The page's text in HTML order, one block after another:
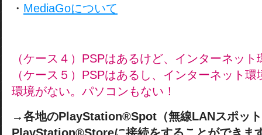
・ MediaGoについて
（ケース４）PSPはあるけど、インターネッ
（ケース５）PSPはあるし、インターネット
環境がない。パソコンもない！
→各地のPlayStation®Spot（無線LANスポッ